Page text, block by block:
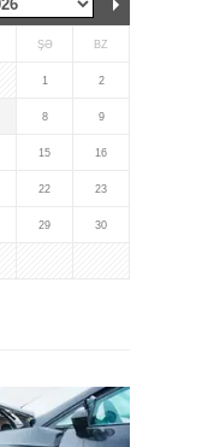
ŞƏ BZ
1 2
8 9
15 16
22 23
29 30